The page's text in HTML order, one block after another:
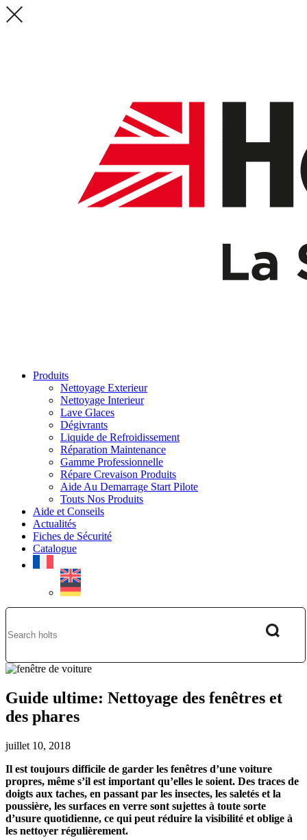
Produits
Nettoyage Exterieur
Nettoyage Interieur
Lave Glaces
Dégivrants
Liquide de Refroidissement
Réparation Maintenance
Gamme Professionnelle
Répare Crevaison Produits
Aide Au Demarrage Start Pilote
Touts Nos Produits
Aide et Conseils
Actualités
Fiches de Sécurité
Catalogue
Guide ultime: Nettoyage des fenêtres et
des phares
juillet 10, 2018
Il est toujours difficile de garder les fenêtres d’une voiture
propres, même s’il est important qu’elles le soient. Des traces de
doigts aux taches, en passant par les insectes, les saletés et la
poussière, les surfaces en verre sont sujettes à toute sorte
d’usure quotidienne, ce qui peut réduire la visibilité et oblige à
les nettoyer régulièrement.